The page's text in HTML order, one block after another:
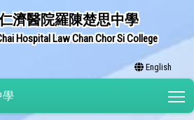
濟醫院羅陳楚思中學
Hospital Law Chan Chor Si College
English